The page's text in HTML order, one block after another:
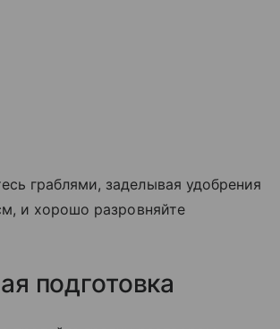
граблями, заделывая удобрения
и хорошо разровняйте
подготовка